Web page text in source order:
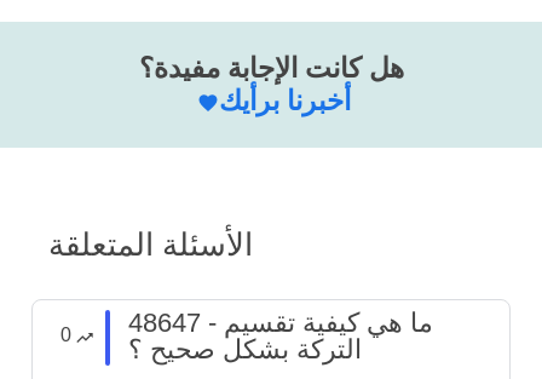
هل كانت الإجابة مفيدة؟
أخبرنا برأيك
الأسئلة المتعلقة
0
48647 - ما هي كيفية تقسيم
التركة بشكل صحيح ؟